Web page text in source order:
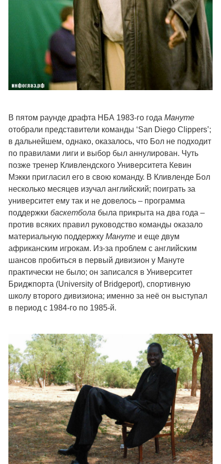
В пятом раунде драфта НБА 1983-го года Мануте
отобрали представители команды ‘San Diego Clippers’;
в дальнейшем, однако, оказалось, что Бол не подходит
по правилами лиги и выбор был аннулирован. Чуть
позже тренер Кливлендского Университета Кевин
Мэкки пригласил его в свою команду. В Кливленде Бол
несколько месяцев изучал английский; поиграть за
университет ему так и не довелось – программа
поддержки баскетбола была прикрыта на два года –
против всяких правил руководство команды оказало
материальную поддержку Мануте и еще двум
африканским игрокам. Из-за проблем с английским
шансов пробиться в первый дивизион у Мануте
практически не было; он записался в Университет
Бриджпорта (University of Bridgeport), спортивную
школу второго дивизиона; именно за неё он выступал
в период с 1984-го по 1985-й.